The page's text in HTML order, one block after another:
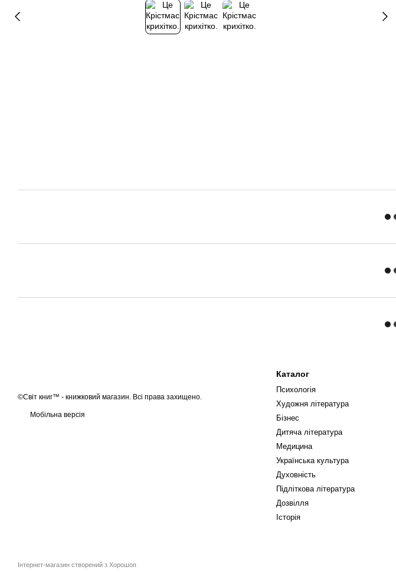
©Світ книг™ - книжковий магазин. Всі права захищено.
Мобільна версія
Інтернет-магазин створений з Хорошоп
Каталог
Психологія
Художня література
Бізнес
Дитяча література
Медицина
Українська культура
Духовність
Підліткова література
Дозвілля
Історія